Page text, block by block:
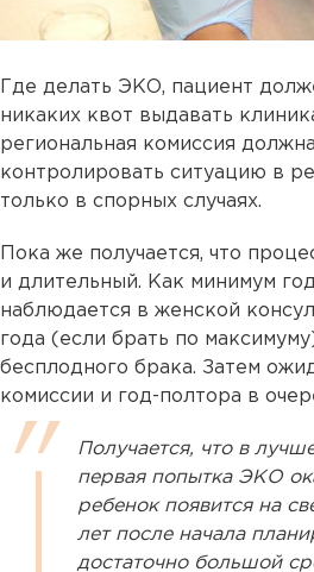
Где делать ЭКО, пациент
никаких квот выдавать
региональная комиссия
контролировать ситуацию в
только в спорных случаях.
Пока же получается, что
и длительный. Как минимум
наблюдается в женской
года (если брать по
бесплодного брака. Затем
комиссии и год-полтора в
Получается, что в
первая попытка ЭКО
ребенок появится на
лет после начала
достаточно большой